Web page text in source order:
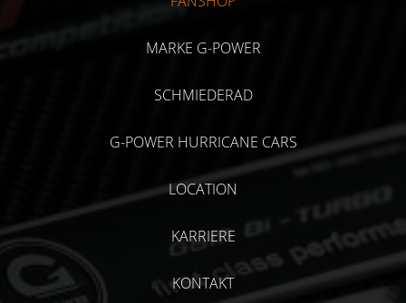
MARKE G-POWER
SCHMIEDERAD
G-POWER HURRICANE CARS
LOCATION
KARRIERE
KONTAKT